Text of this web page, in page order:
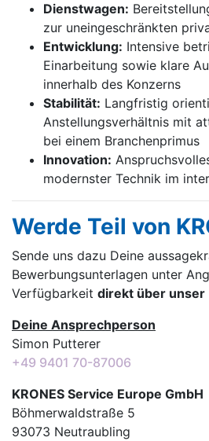
Dienstwagen:
zur uneingeschränkten
Entwicklung: Intensive
Einarbeitung sowie klare
innerhalb des Konzerns
Stabilität: Langfristig
Anstellungsverhältnis mit
bei einem Branchenprimus
Innovation:
modernster Technik im
Werde Teil von
Sende uns dazu Deine
Bewerbungsunterlagen unter
Verfügbarkeit direkt über unser
Deine Ansprechperson
Simon Putterer
+49 9401 70-87006
KRONES Service Europe GmbH
Böhmerwaldstraße 5
93073 Neutraubling